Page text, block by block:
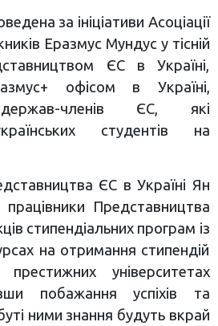
за ініціативи Асоціації
Еразмус Мундус у тісній
ЄС в Україні,
офісом в Україні,
членів ЄС, які
студентів на
ЄС в Україні Ян
працівники Представництва
стипендіальних програм із
на отримання стипендій
університетах
побажання успіхів та
ними знання будуть вкрай